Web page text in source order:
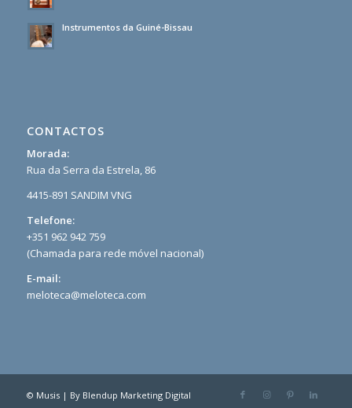
Instrumentos da Guiné-Bissau
CONTACTOS
Morada:
Rua da Serra da Estrela, 86
4415-891 SANDIM VNG
Telefone:
+351 962 942 759
(Chamada para rede móvel nacional)
E-mail:
meloteca@meloteca.com
© Musis | By Blendup Marketing Digital